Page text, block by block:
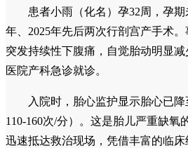
患者小雨（化名）孕32周，孕
年、2025年先后两次行剖宫产手术
突发持续性下腹痛，自觉胎动明显
医院产科急诊就诊。
入院时，胎心监护显示胎心已降
110-160次/分）。这是胎儿严重缺氧
迅速抵达救治现场，凭借丰富的临